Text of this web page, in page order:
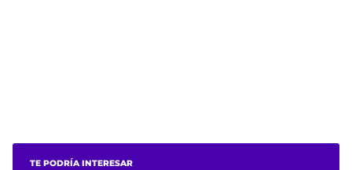
TE PODRÍA INTERESAR